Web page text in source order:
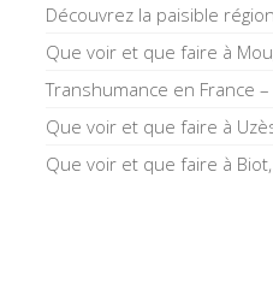
Découvrez la paisible
Que voir et que faire à
Transhumance en France
Que voir et que faire à
Que voir et que faire à Biot,